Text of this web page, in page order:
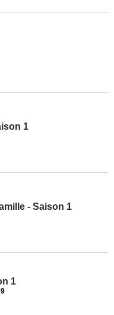
1
- Saison 1
1
9